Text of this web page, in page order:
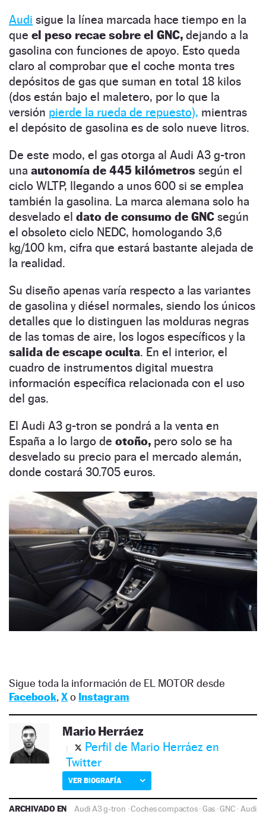
Audi sigue la línea marcada hace tiempo en la
que el peso recae sobre el GNC, dejando a la
gasolina con funciones de apoyo. Esto queda
claro al comprobar que el coche monta tres
depósitos de gas que suman en total 18 kilos
(dos están bajo el maletero, por lo que la
versión pierde la rueda de repuesto), mientras
el depósito de gasolina es de solo nueve litros.
De este modo, el gas otorga al Audi A3 g-tron
una autonomía de 445 kilómetros según el
ciclo WLTP, llegando a unos 600 si se emplea
también la gasolina. La marca alemana solo ha
desvelado el dato de consumo de GNC según
el obsoleto ciclo NEDC, homologando 3,6
kg/100 km, cifra que estará bastante alejada de
la realidad.
Su diseño apenas varía respecto a las variantes
de gasolina y diésel normales, siendo los únicos
detalles que lo distinguen las molduras negras
de las tomas de aire, los logos específicos y la
salida de escape oculta. En el interior, el
cuadro de instrumentos digital muestra
información específica relacionada con el uso
del gas.
El Audi A3 g-tron se pondrá a la venta en
España a lo largo de otoño, pero solo se ha
desvelado su precio para el mercado alemán,
donde costará 30.705 euros.
Sigue toda la información de EL MOTOR desde
Facebook, Xo Instagram
Mario Herráez
Perfil de Mario Herráez en
Twitter
VER BIOGRAFÍA
ARCHIVADO EN Audi A3 g-tron ·Coches compactos·Gas ·GNC · Audi